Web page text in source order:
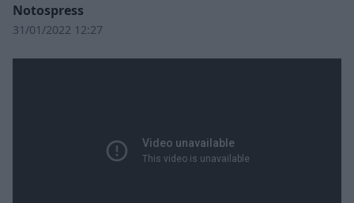
Notospress
31/01/2022 12:27